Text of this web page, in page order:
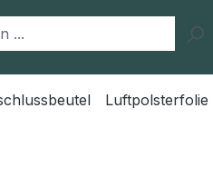
Luftpolsterfolie